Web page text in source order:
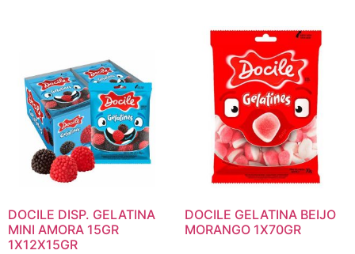
DOCILE DISP. GELATINA
MINI AMORA 15GR
1X12X15GR
DOCILE GELATINA BEIJO
MORANGO 1X70GR